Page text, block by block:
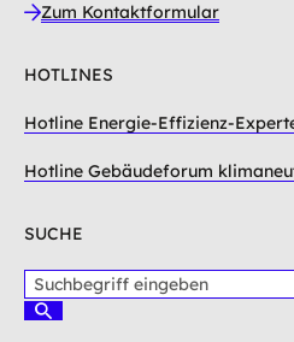
Zum Kontaktformular
HOTLINES
Hotline Energie-Effizienz-
Hotline Gebäudeforum
SUCHE
u
S